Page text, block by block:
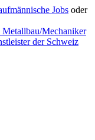
Jobs oder